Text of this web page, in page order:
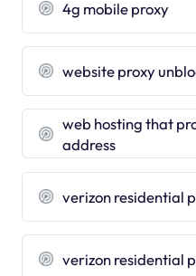
4g mobile proxy
website proxy
web hosting that
address
verizon residential
verizon residential